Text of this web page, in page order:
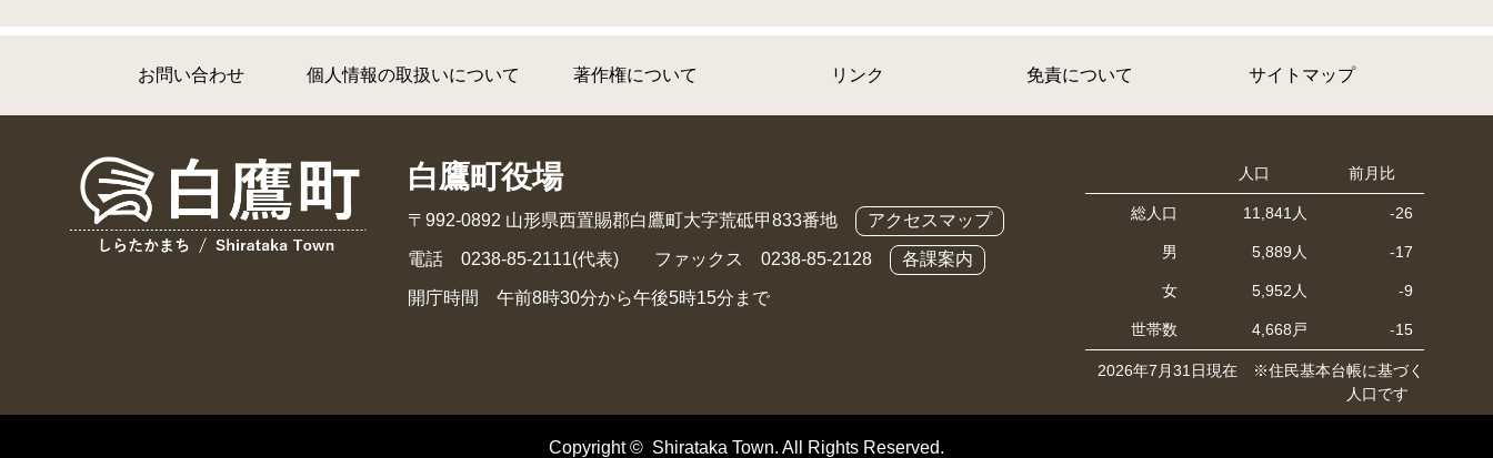
お問い合わせ 個人情報の取扱いについて 著作権について リンク 免責について サイトマップ
白鷹町役場
〒992-0892 山形県西置賜郡白鷹町大字荒砥甲833番地 アクセスマップ
電話 0238-85-2111(代表) ファックス 0238-85-2128 各課案内
開庁時間 午前8時30分から午後5時15分まで
人口 前月比
総人口 11,841人 -26
男 5,889人 -17
女 5,952人 -9
世帯数 4,668戸 -15
2026年7月31日現在 ※住民基本台帳に基づく
人口です
Copyright © Shirataka Town. All Rights Reserved.